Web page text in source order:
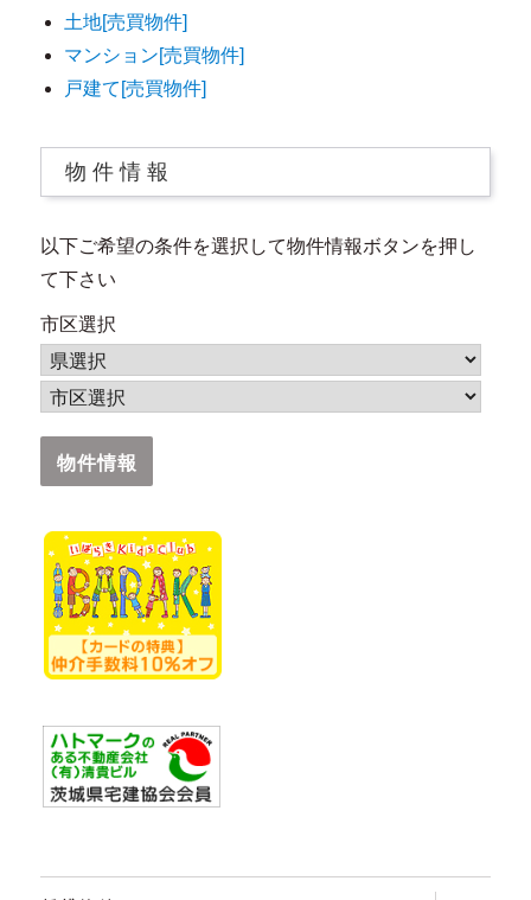
土地[売買物件]
マンション[売買物件]
戸建て[売買物件]
物 件 情 報
以下ご希望の条件を選択して物件情報ボタンを押し
て下さい
市区選択